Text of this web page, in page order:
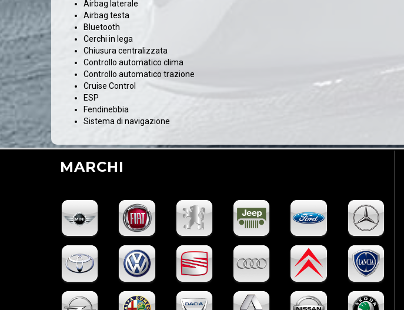
Airbag laterale
Airbag testa
Bluetooth
Cerchi in lega
Chiusura centralizzata
Controllo automatico clima
Controllo automatico trazione
Cruise Control
ESP
Fendinebbia
Sistema di navigazione
MARCHI